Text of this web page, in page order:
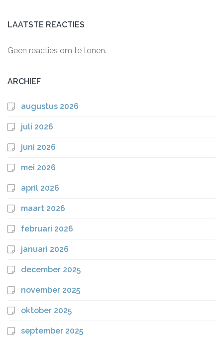
LAATSTE REACTIES
Geen reacties om te tonen.
ARCHIEF
augustus 2026
juli 2026
juni 2026
mei 2026
april 2026
maart 2026
februari 2026
januari 2026
december 2025
november 2025
oktober 2025
september 2025